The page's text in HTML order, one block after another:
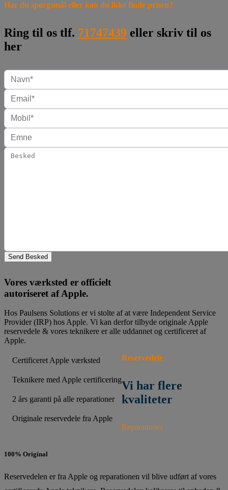
Har du spørgsmål eller kan du ikke finde prisen?
Ring til os tlf. 71747439 eller skriv til os
her
Send Besked
Vores værksted er officielt
autoriseret af Apple.
Hos Paulsens Solutions er vi stolte af at være Independent Service
Provider (IRP) hos Apple. Vi kan derfor tilbyde originale Apple
reservedele & vores teknikere er alle uddannet og certificeret af
Apple.
Certificeret Apple værksted
Teknikere med Apple certificering
2 års garanti på alle reparationer
Originale reservedele fra Apple
Reservedele
Vi har flere
kvaliteter
100% Original
Reservedelen er fra Apple og reparationen vil blive udført af vores
Reparationer